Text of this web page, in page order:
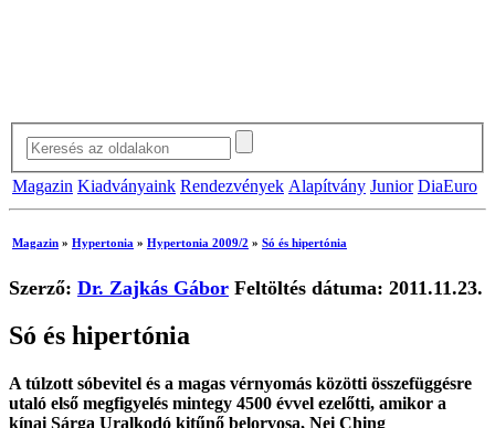
Magazin Kiadványaink Rendezvények Alapítvány Junior DiaEuro
Magazin » Hypertonia » Hypertonia 2009/2 » Só és hipertónia
Szerző: Dr. Zajkás Gábor Feltöltés dátuma: 2011.11.23.
Só és hipertónia
A túlzott sóbevitel és a magas vérnyomás közötti összefüggésre
utaló első megfigyelés mintegy 4500 évvel ezelőtti, amikor a
kínai Sárga Uralkodó kitűnő belorvosa, Nei Ching